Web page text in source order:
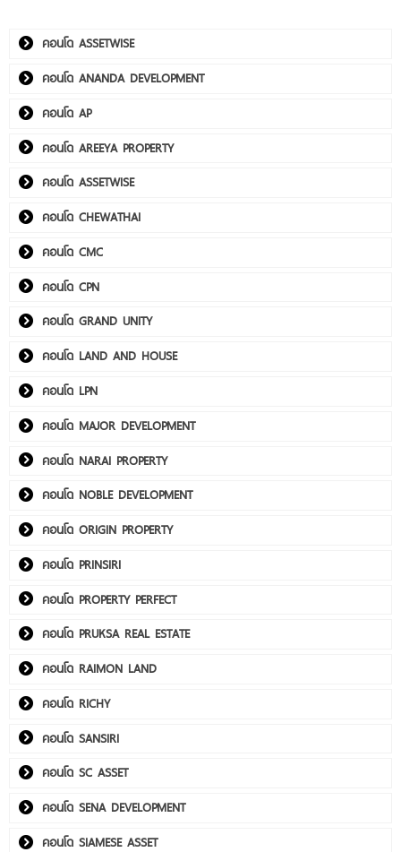
คอนโด ASSETWISE
คอนโด ANANDA DEVELOPMENT
คอนโด AP
คอนโด AREEYA PROPERTY
คอนโด ASSETWISE
คอนโด CHEWATHAI
คอนโด CMC
คอนโด CPN
คอนโด GRAND UNITY
คอนโด LAND AND HOUSE
คอนโด LPN
คอนโด MAJOR DEVELOPMENT
คอนโด NARAI PROPERTY
คอนโด NOBLE DEVELOPMENT
คอนโด ORIGIN PROPERTY
คอนโด PRINSIRI
คอนโด PROPERTY PERFECT
คอนโด PRUKSA REAL ESTATE
คอนโด RAIMON LAND
คอนโด RICHY
คอนโด SANSIRI
คอนโด SC ASSET
คอนโด SENA DEVELOPMENT
คอนโด SIAMESE ASSET